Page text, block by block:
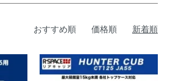
おすすめ順 価格順 新着順